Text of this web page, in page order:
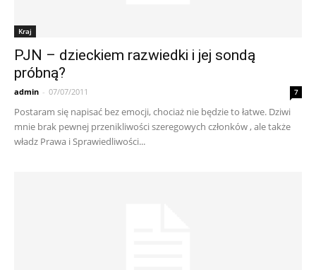
Kraj
PJN – dzieckiem razwiedki i jej sondą
próbną?
admin - 07/07/2011 7
Postaram się napisać bez emocji, chociaż nie będzie to łatwe. Dziwi
mnie brak pewnej przenikliwości szeregowych członków , ale także
władz Prawa i Sprawiedliwości...